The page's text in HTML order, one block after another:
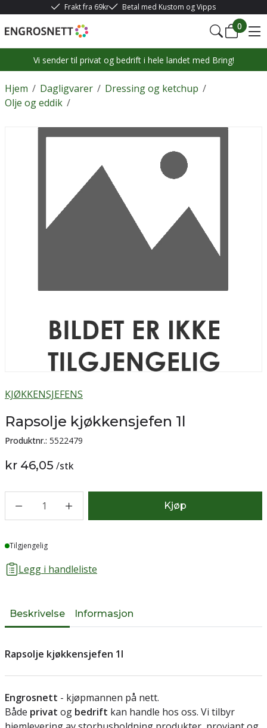
Frakt fra 69kr Betal med Kustom og Vipps
0
Vi sender til privat og bedrift i hele landet med Bring!
/
Hjem /
Dagligvarer /
Dressing og ketchup
/
Olje og eddik
KJØKKENSJEFENS
Rapsolje kjøkkensjefen 1l
Produktnr.: 5522479
kr 46,05 /stk
1 Kjøp
Lager
Tilgjengelig
Legg i handleliste
Beskrivelse Informasjon
Rapsolje kjøkkensjefen 1l
Engrosnett - kjøpmannen på nett.
Både privat og bedrift kan handle hos oss. Vi tilbyr